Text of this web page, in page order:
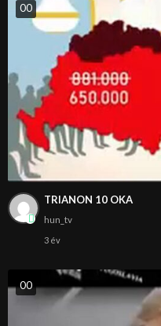
00
TRIANON 10 OKA
hun_tv
3 év
00